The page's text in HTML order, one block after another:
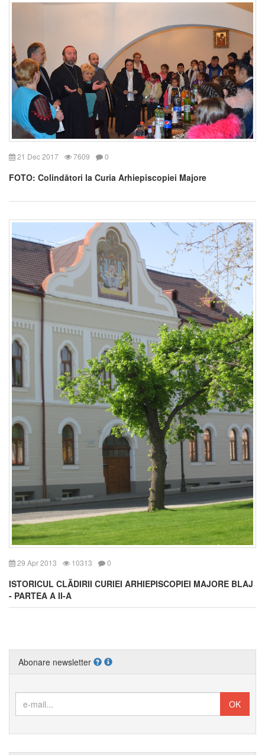
21 Dec 2017 7609 0
FOTO: Colindători la Curia Arhiepiscopiei Majore
29 Apr 2013 10313 0
ISTORICUL CLĂDIRII CURIEI ARHIEPISCOPIEI MAJORE BLAJ
- PARTEA A II-A
Abonare newsletter